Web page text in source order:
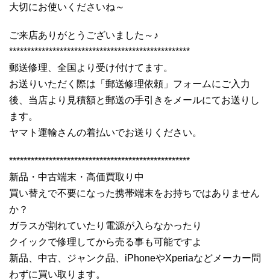
大切にお使いくださいね～
ご来店ありがとうございました～♪
**************************************************
郵送修理、全国より受け付けてます。
お送りいただく際は「郵送修理依頼」フォームにご入力
後、当店より見積額と郵送の手引きをメールにてお送りし
ます。
ヤマト運輸さんの着払いでお送りください。
**************************************************
新品・中古端末・高価買取り中
買い替えで不要になった携帯端末をお持ちではありません
か？
ガラスが割れていたり電源が入らなかったり
クイックで修理してから売る事も可能ですよ
新品、中古、ジャンク品、iPhoneやXperiaなどメーカー問
わずに買い取ります。